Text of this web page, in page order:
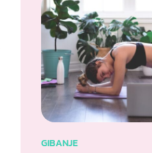
GIBANJE